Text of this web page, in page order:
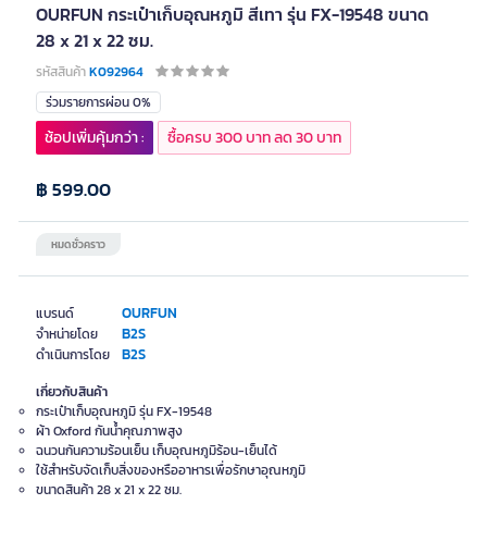
OURFUN กระเป๋าเก็บอุณหภูมิ สีเทา รุ่น FX-19548 ขนาด
28 x 21 x 22 ซม.
รหัสสินค้าK092964
แบรนด์ OURFUN
จำหน่ายโดย B2S
ดำเนินการโดย B2S
ร่วมรายการผ่อน 0%
หมดชั่วคราว
฿ 599.00
ช้อปเพิ่มคุ้มกว่า : ซื้อครบ 300 บาท ลด 30 บาท
เกี่ยวกับสินค้า
กระเป๋าเก็บอุณหภูมิ รุ่น FX-19548
ผ้า Oxford กันน้ำคุณภาพสูง
ฉนวนกันความร้อนเย็น เก็บอุณหภูมิร้อน-เย็นได้
ใช้สำหรับจัดเก็บสิ่งของหรืออาหารเพื่อรักษาอุณหภูมิ
ขนาดสินค้า 28 x 21 x 22 ซม.